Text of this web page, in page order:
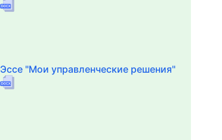
Эссе "Мои управленческие решения"